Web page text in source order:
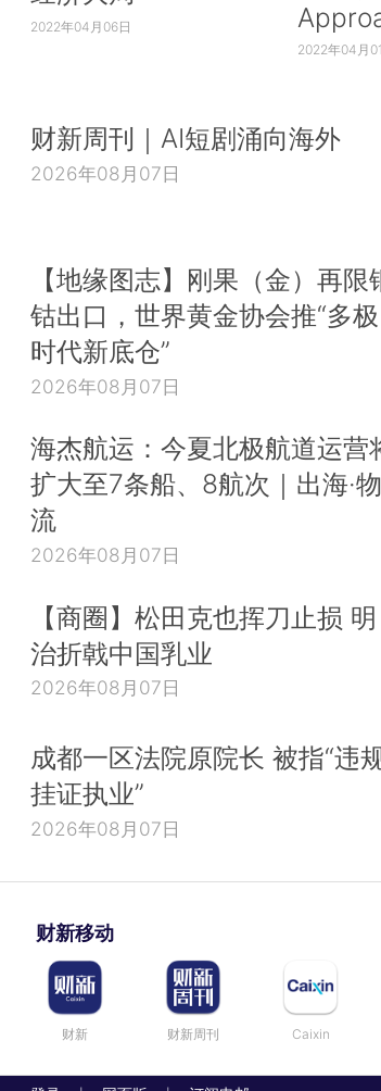
2022年04月06日
2022年04月
财新周刊｜AI短剧涌向海外
2026年08月07日
【地缘图志】刚果（金）再限
钴出口，世界黄金协会推“多极
时代新底仓”
2026年08月07日
海杰航运：今夏北极航道运营
扩大至7条船、8航次｜出海·物
流
2026年08月07日
【商圈】松田克也挥刀止损 明
治折戟中国乳业
2026年08月07日
成都一区法院原院长 被指“违
挂证执业”
2026年08月07日
财新移动
财新 财新周刊 Caixin